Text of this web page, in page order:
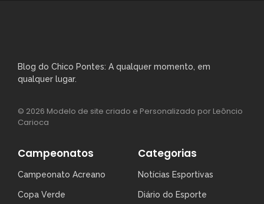
Blog do Chico Pontes: A qualquer momento, em
qualquer lugar.
© 2026 Modelo de site criado e Personalizado por Leôncio
Carioca
Campeonatos
Campeonato Acreano
Copa Verde
Categorias
Notícias Esportivas
Diário do Esporte